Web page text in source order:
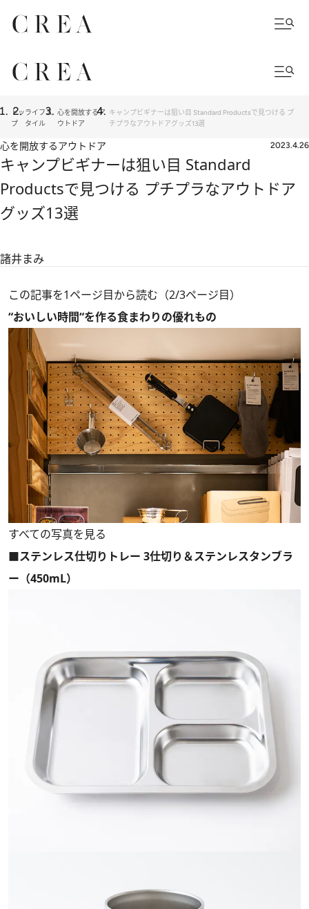
トッ
プ
ライフス
タイル
心を開放するア
ウトドア
キャンプビギナーは狙い目 Standard Productsで見つける プ
チプラなアウトドアグッズ13選
心を開放するアウトドア 2023.4.26
キャンプビギナーは狙い目 Standard
Productsで見つける プチプラなアウトドア
グッズ13選
諸井まみ
この記事を1ページ目から読む（2/3ページ目）
“おいしい時間“を作る食まわりの優れもの
すべての写真を見る
■ステンレス仕切りトレー 3仕切り＆ステンレスタンブラ
ー（450mL）